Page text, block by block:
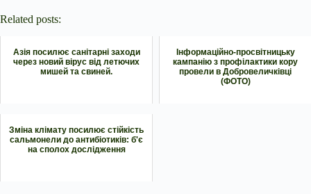
Related posts:
Азія посилює санітарні заходи
через новий вірус від летючих
мишей та свиней.
Інформаційно-просвітницьку
кампанію з профілактики кору
провели в Добровеличківці
(ФОТО)
Зміна клімату посилює стійкість
сальмонели до антибіотиків: б'є
на сполох дослідження